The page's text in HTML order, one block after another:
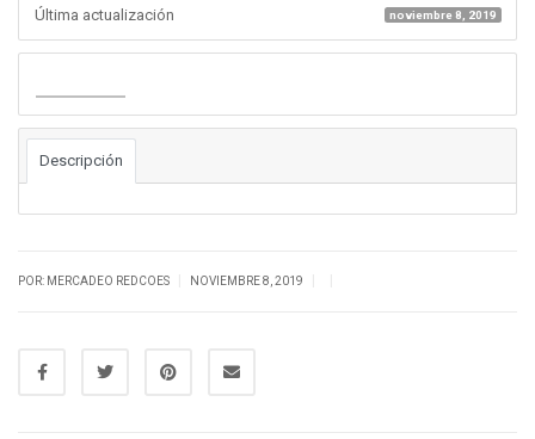
Última actualización noviembre 8, 2019
Descripción
POR: MERCADEO REDCOES NOVIEMBRE 8, 2019